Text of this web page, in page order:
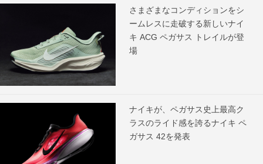
さまざまなコンディションをシ
ームレスに走破する新しいナイ
キ ACG ペガサス トレイルが登
場
ナイキが、ペガサス史上最高ク
ラスのライド感を誇るナイキ ペ
ガサス 42を発表